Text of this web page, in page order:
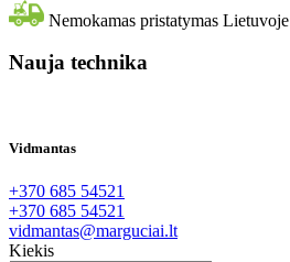
Nemokamas pristatymas Lietuvoje
Nauja technika
Vidmantas
+370 685 54521
+370 685 54521
vidmantas@marguciai.lt
Kiekis